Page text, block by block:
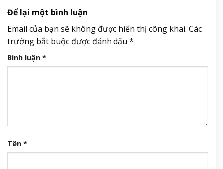
Để lại một bình luận
Email của bạn sẽ không được hiển thị công khai. Các
trường bắt buộc được đánh dấu *
Bình luận *
Tên *